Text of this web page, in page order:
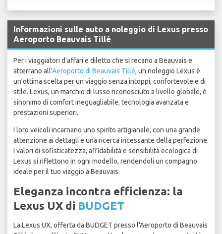
Informazioni sulle auto a noleggio di Lexus presso
Aeroporto Beauvais Tillé
Per i viaggiatori d'affari e diletto che si recano a Beauvais e
atterrano all'Aeroporto di Beauvais Tillé, un noleggio Lexus è
un'ottima scelta per un viaggio senza intoppi, confortevole e di
stile. Lexus, un marchio di lusso riconosciuto a livello globale, è
sinonimo di comfort ineguagliabile, tecnologia avanzata e
prestazioni superiori.
I loro veicoli incarnano uno spirito artigianale, con una grande
attenzione ai dettagli e una ricerca incessante della perfezione.
I valori di sofisticatezza, affidabilità e sensibilità ecologica di
Lexus si riflettono in ogni modello, rendendoli un compagno
ideale per il tuo viaggio a Beauvais.
Eleganza incontra efficienza: la
Lexus UX di BUDGET
La Lexus UX, offerta da BUDGET presso l'Aeroporto di Beauvais